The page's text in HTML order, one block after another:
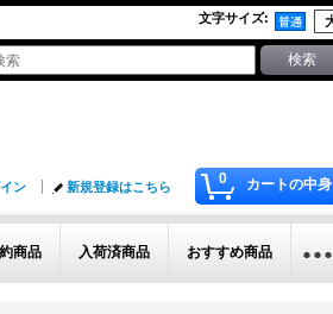
文字サイズ:
0 カートの中身
ン 新規登録はこちら
商品 入荷済商品 おすすめ商品